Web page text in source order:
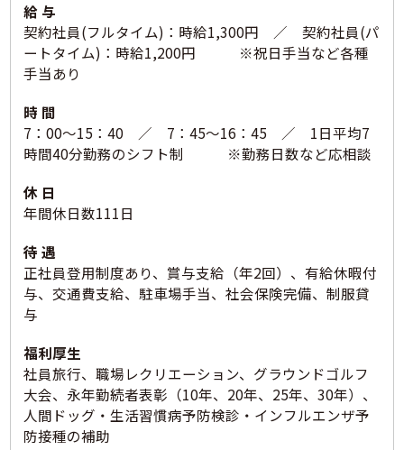
給 与
契約社員(フルタイム)：時給1,300円 ／ 契約社員(パ
ートタイム)：時給1,200円 ※祝日手当など各種
手当あり
時 間
7：00～15：40 ／ 7：45～16：45 ／ 1日平均7
時間40分勤務のシフト制 ※勤務日数など応相談
休 日
年間休日数111日
待 遇
正社員登用制度あり、賞与支給（年2回）、有給休暇付
与、交通費支給、駐車場手当、社会保険完備、制服貸
与
福利厚生
社員旅行、職場レクリエーション、グラウンドゴルフ
大会、永年勤続者表彰（10年、20年、25年、30年）、
人間ドッグ・生活習慣病予防検診・インフルエンザ予
防接種の補助